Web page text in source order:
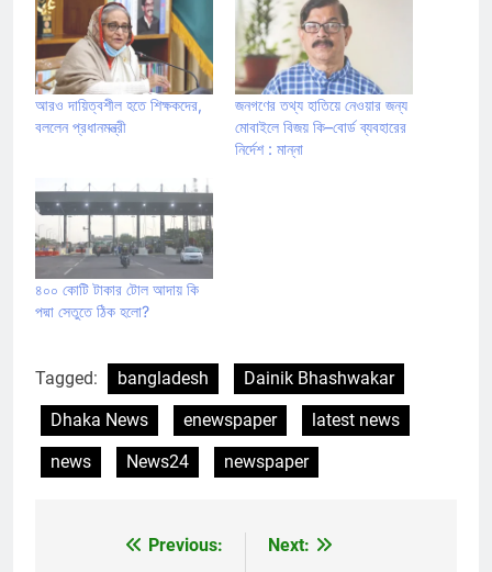
আরও দায়িত্বশীল হতে শিক্ষকদের,
বললেন প্রধানমন্ত্রী
জনগণের তথ্য হাতিয়ে নেওয়ার জন্য
মোবাইলে বিজয় কি–বোর্ড ব্যবহারের
নির্দেশ : মান্না
৪০০ কোটি টাকার টোল আদায় কি
পদ্মা সেতুতে ঠিক হলো?
Tagged: bangladesh
Dainik Bhashwakar
Dhaka News
enewspaper
latest news
news
News24 newspaper
Previous:
Next: